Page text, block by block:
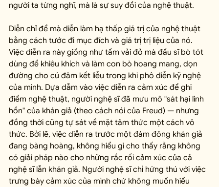
người ta từng nghĩ, mà là sự suy đồi của nghệ thuật.
Diễn chỉ để mà diễn làm hạ thấp giá trị của nghệ thuật
bằng cách tước đi mục đích và giá trị trị liệu của nó.
Việc diễn ra này giống như tấm vải đỏ mà đấu sĩ bò tót
dùng để khiêu khích và làm con bò hoang mang, dọn
đường cho cú đâm kết liễu trong khi phô diễn kỹ nghệ
của mình. Dựa dẫm vào việc diễn ra cảm xúc để ghi
điểm nghệ thuật, người nghệ sĩ đã mưu mô "sát hại linh
hồn" của khán giả (theo cách nói của Freud) — nhưng
đồng thời cũng tự sát về mặt tâm thức một cách vô
thức. Bởi lẽ, việc diễn ra trước một đám đông khán giả
đang bàng hoàng, không hiểu gì cho thấy rằng không
có giải pháp nào cho những rắc rối cảm xúc của cả
nghệ sĩ lẫn khán giả. Người nghệ sĩ chỉ hứng thú với việc
trưng bày cảm xúc của mình chứ không muốn hiểu